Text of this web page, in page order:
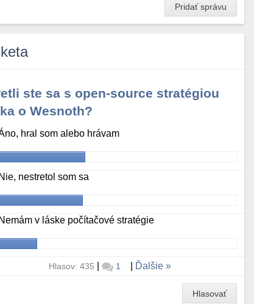
Pridať správu
ste sa s open-source stratégiou
o Wesnoth?
hral som alebo hrávam
Nie, nestretol som sa
Nemám v láske počítačové stratégie
Hlasov: 435 | 1 Ďalšie
Hlasovať